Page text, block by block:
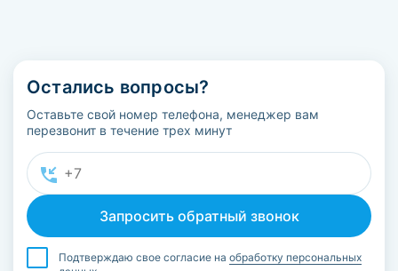
Остались вопросы?
Оставьте свой номер телефона, менеджер вам
перезвонит в течение трех минут
Подтверждаю свое согласие на обработку персональных